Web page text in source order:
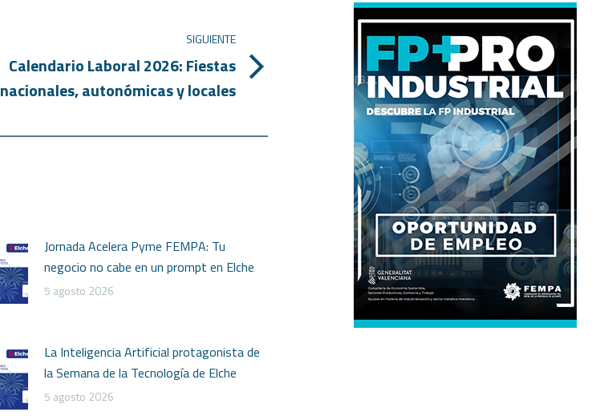
SIGUIENTE
Calendario Laboral 2026: Fiestas
nacionales, autonómicas y locales
Jornada Acelera Pyme FEMPA: Tu
negocio no cabe en un prompt en Elche
5 agosto 2026
La Inteligencia Artificial protagonista de
la Semana de la Tecnología de Elche
5 agosto 2026